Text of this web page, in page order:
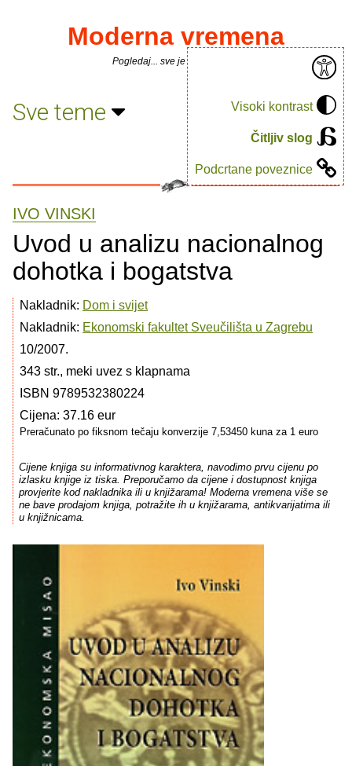
Visoki kontrast
Čitljiv slog
Podcrtane poveznice
Moderna vremena
Pogledaj... sve je puno knjiga.
Sve teme
IVO VINSKI
Uvod u analizu nacionalnog
dohotka i bogatstva
Nakladnik: Dom i svijet
Nakladnik: Ekonomski fakultet Sveučilišta u Zagrebu
10/2007.
343 str., meki uvez s klapnama
ISBN 9789532380224
Cijena: 37.16 eur
Preračunato po fiksnom tečaju konverzije 7,53450 kuna za 1 euro
Cijene knjiga su informativnog karaktera, navodimo prvu cijenu po
izlasku knjige iz tiska. Preporučamo da cijene i dostupnost knjiga
provjerite kod nakladnika ili u knjižarama! Moderna vremena više se
ne bave prodajom knjiga, potražite ih u knjižarama, antikvarijatima ili
u knjižnicama.